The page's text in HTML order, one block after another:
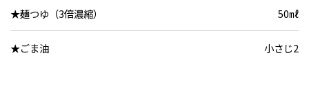
★麺つゆ（3倍濃縮） 50㎖
★ごま油 小さじ2